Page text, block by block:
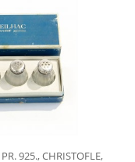
925., CHRISTOFLE,